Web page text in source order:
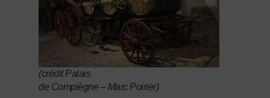
(crédit Palais
de Compiègne – Marc Poirier)